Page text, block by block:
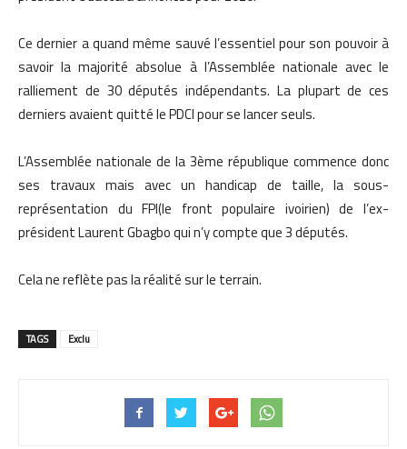
Ce dernier a quand même sauvé l’essentiel pour son pouvoir à
savoir la majorité absolue à l’Assemblée nationale avec le
ralliement de 30 députés indépendants. La plupart de ces
derniers avaient quitté le PDCI pour se lancer seuls.
L’Assemblée nationale de la 3ème république commence donc
ses travaux mais avec un handicap de taille, la sous-
représentation du FPI(le front populaire ivoirien) de l’ex-
président Laurent Gbagbo qui n’y compte que 3 députés.
Cela ne reflète pas la réalité sur le terrain.
TAGS Exclu